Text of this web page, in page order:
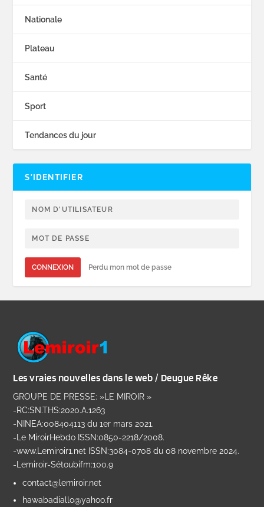
Nationale
Plateau
Santé
Sport
Tendances du jour
S’IDENTIFIER
CONNEXION Perdu mon mot de passe
Les vraies nouvelles dans le web / Deugue Rêke
GROUPE DE PRESSE: »LE MIROIR »
-RC:SN.THS:2020.A.1263
-NINEA:008404113 du 1er mars 2021.
-Le MiroirHebdo ISSN:0850-2218/2008.
-www.Lemiroir1.net ISSN:3084-0708 du 08 novembre 2024.
-Lemiroir-Sétoubifm:100.9
contact@lemiroir.net
hawabadiallo@yahoo.fr